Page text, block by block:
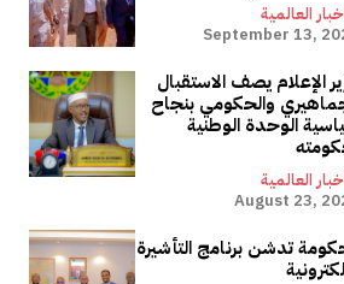
العالمية
September 13,
الإعلام يصف الاستقبال
والحكومي بنجاح
الوحدة الوطنية
العالمية
August 23,
تدشن برنامج التأشيرة